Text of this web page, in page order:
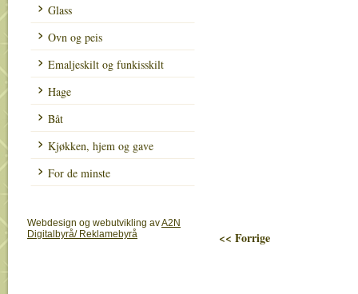
Glass
Ovn og peis
Emaljeskilt og funkisskilt
Hage
Båt
Kjøkken, hjem og gave
For de minste
<< Forrige
Webdesign og webutvikling avA2N
Digitalbyrå/ Reklamebyrå